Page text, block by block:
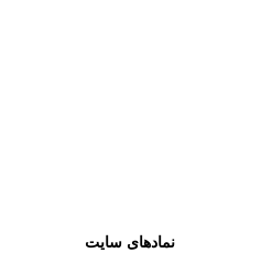
نمادهای سایت